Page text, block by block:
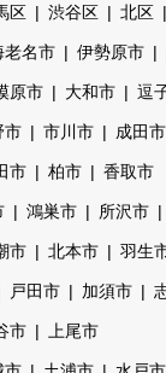
区 渋谷区 北区
老名市 伊勢原市
原市 大和市 逗
市 市川市 成田市
市 柏市 香取市
鴻巣市 所沢市
市 北本市 羽生
戸田市 加須市
市 上尾市